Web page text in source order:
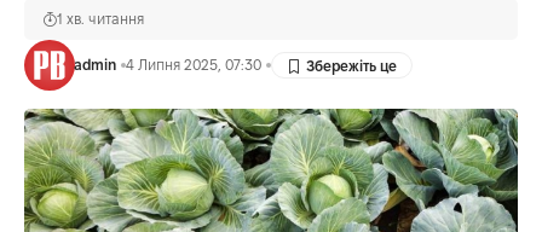
admin 4 Липня 2025, 07:30
1 хв. читання